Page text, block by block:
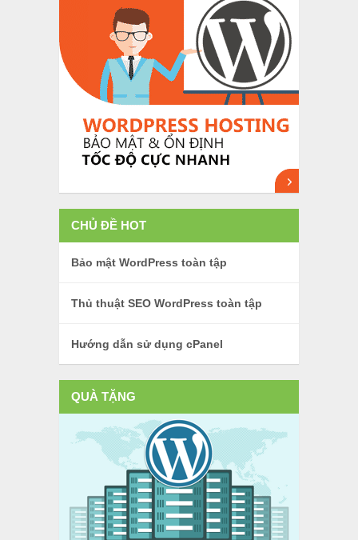
CHỦ ĐỀ HOT
Bảo mật WordPress toàn tập
Thủ thuật SEO WordPress toàn tập
Hướng dẫn sử dụng cPanel
QUÀ TẶNG